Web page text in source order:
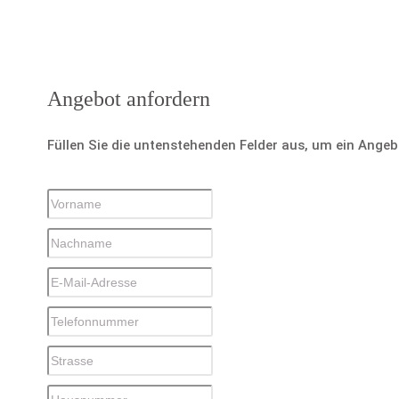
Angebot anfordern
Füllen Sie die untenstehenden Felder aus, um ein